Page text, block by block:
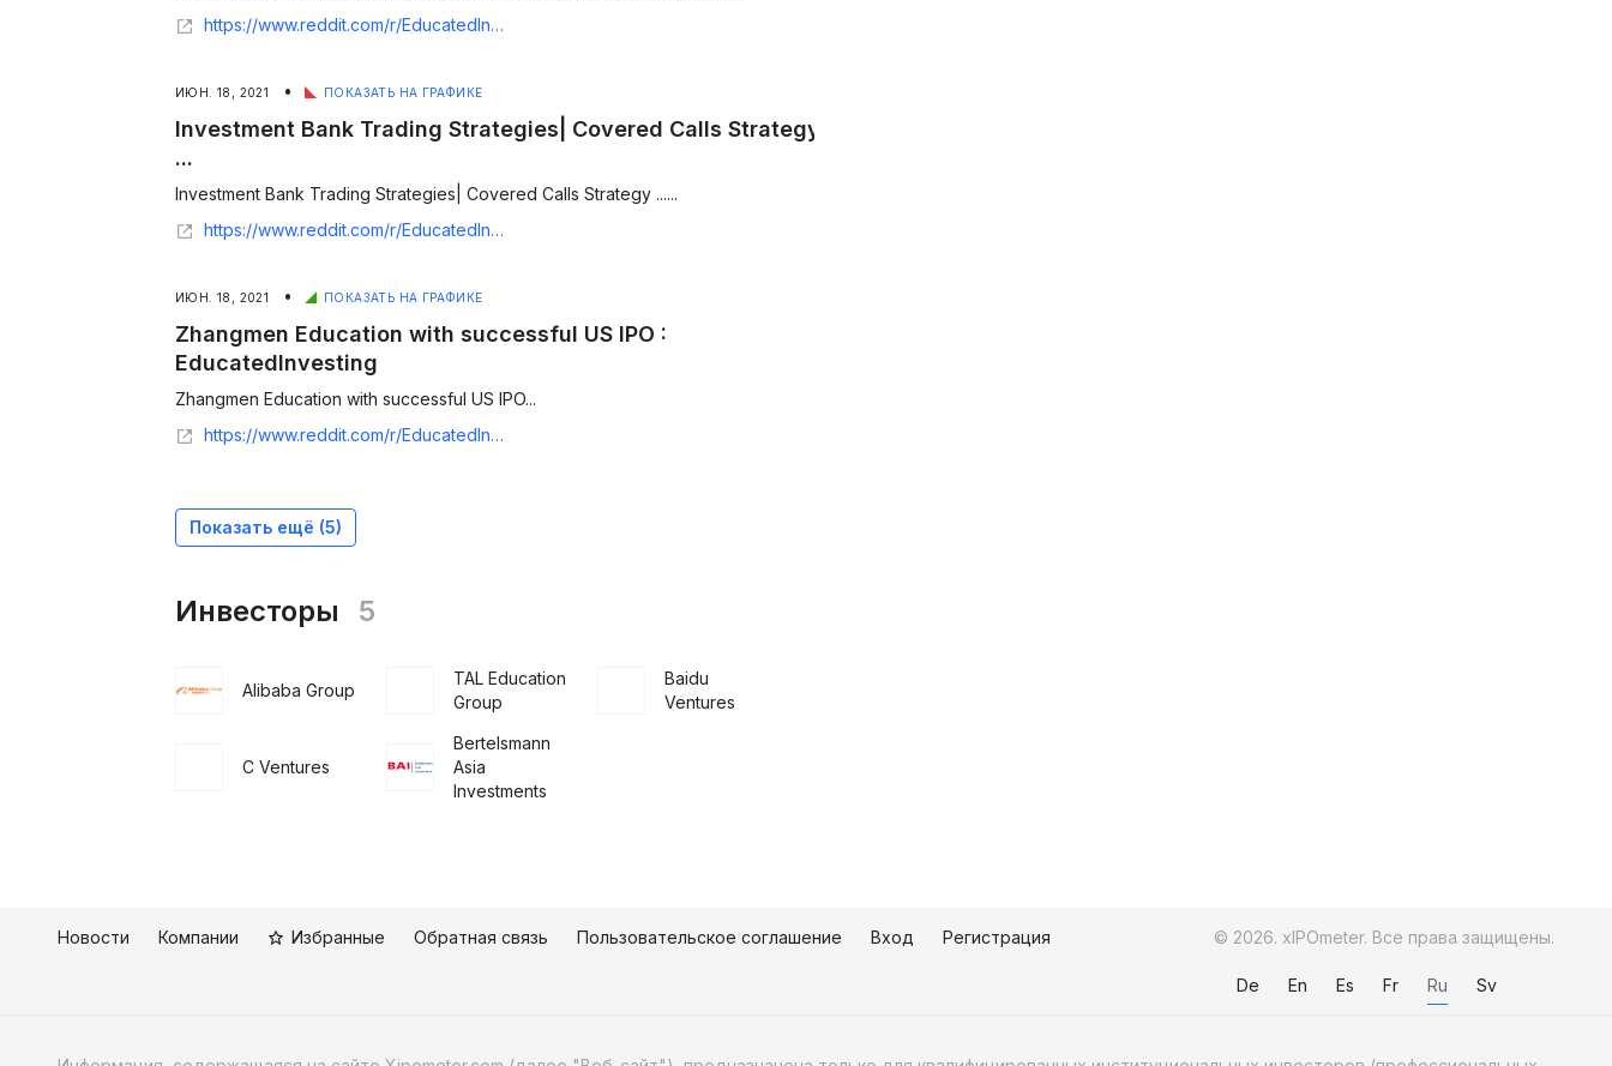
https://www.reddit.com/r/EducatedInvesting/comments/itj5oq/dd_on_snow_snowflake_u_unity_and_pltr_palantir/
ИЮН. 18, 2021 • ПОКАЗАТЬ НА ГРАФИКЕ
Investment Bank Trading Strategies| Covered Calls Strategy
...
Investment Bank Trading Strategies| Covered Calls Strategy ......
https://www.reddit.com/r/EducatedInvesting/comments/ntna0y/investment_bank_trading_strategies_covered_calls/
ИЮН. 18, 2021 • ПОКАЗАТЬ НА ГРАФИКЕ
Zhangmen Education with successful US IPO :
EducatedInvesting
Zhangmen Education with successful US IPO...
https://www.reddit.com/r/EducatedInvesting/comments/ny38at/zhangmen_education_with_successful_us_ipo/
Показать ещё (5)
Инвесторы 5
Alibaba Group
TAL Education
Group
Baidu
Ventures
C Ventures
Bertelsmann
Asia
Investments
Новости Компании Избранные Обратная связь Пользовательское соглашение Вход Регистрация © 2026. xIPOmeter. Все права защищены.
De En Es Fr Ru Sv